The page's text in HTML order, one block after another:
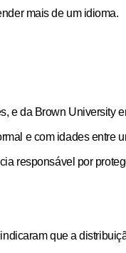
mais de um idioma.
e da Brown University
e com idades entre
responsável por
que a